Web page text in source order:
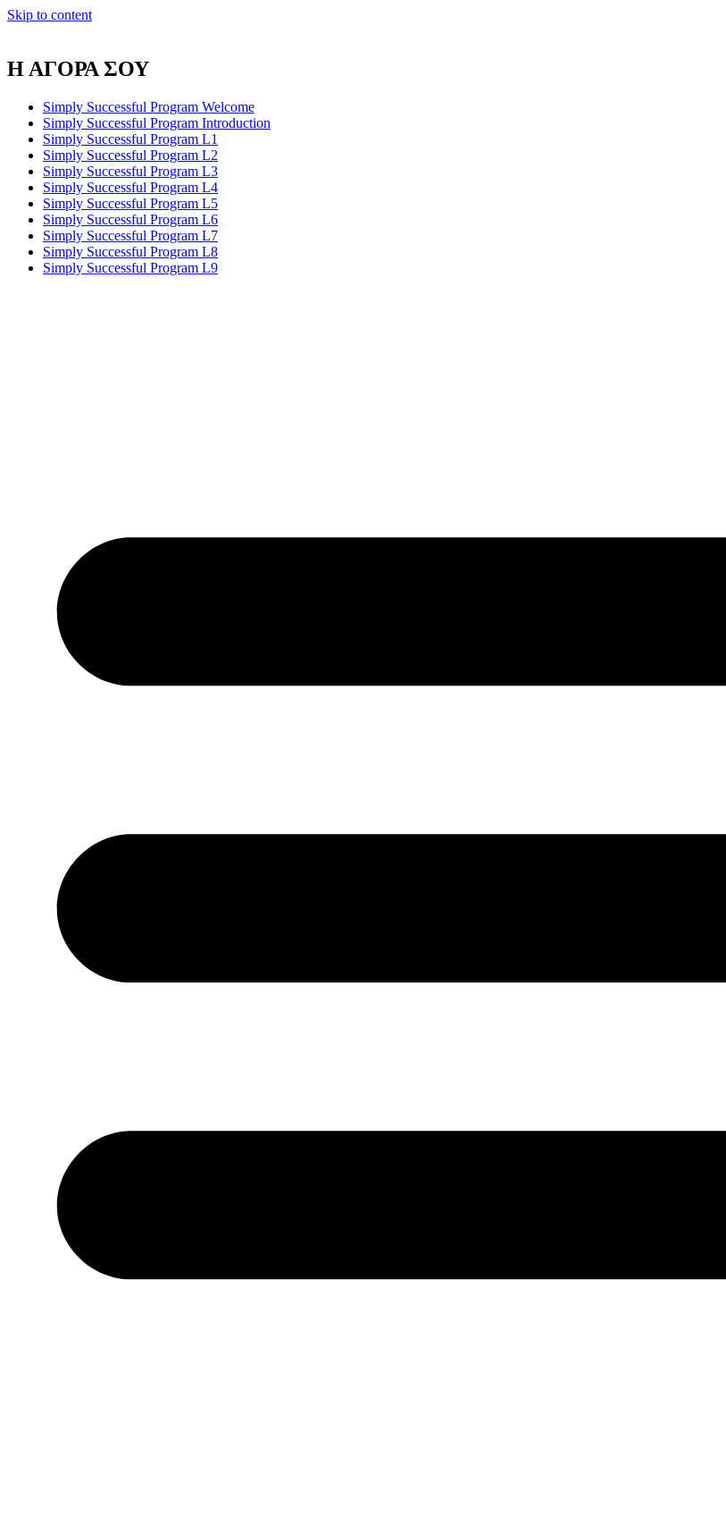
Skip to content
Η ΑΓΟΡΑ ΣΟΥ
Simply Successful Program Welcome
Simply Successful Program Introduction
Simply Successful Program L1
Simply Successful Program L2
Simply Successful Program L3
Simply Successful Program L4
Simply Successful Program L5
Simply Successful Program L6
Simply Successful Program L7
Simply Successful Program L8
Simply Successful Program L9